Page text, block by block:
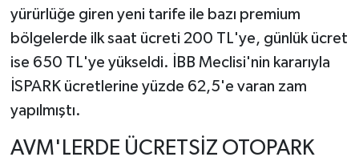
yürürlüğe giren yeni tarife ile bazı premium
bölgelerde ilk saat ücreti 200 TL'ye, günlük ücret
ise 650 TL'ye yükseldi. İBB Meclisi'nin kararıyla
İSPARK ücretlerine yüzde 62,5'e varan zam
yapılmıştı.
AVM'LERDE ÜCRETSİZ OTOPARK